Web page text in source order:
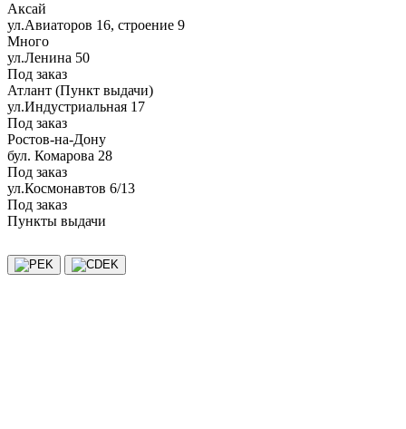
Аксай
ул.Авиаторов 16, строение 9
Много
ул.Ленина 50
Под заказ
Атлант (Пункт выдачи)
ул.Индустриальная 17
Под заказ
Ростов-на-Дону
бул. Комарова 28
Под заказ
ул.Космонавтов 6/13
Под заказ
Пункты выдачи